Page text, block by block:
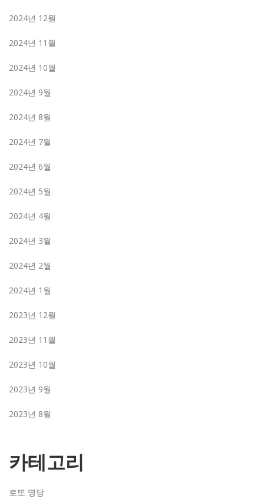
2024년 12월
2024년 11월
2024년 10월
2024년 9월
2024년 8월
2024년 7월
2024년 6월
2024년 5월
2024년 4월
2024년 3월
2024년 2월
2024년 1월
2023년 12월
2023년 11월
2023년 10월
2023년 9월
2023년 8월
카테고리
로또 명당